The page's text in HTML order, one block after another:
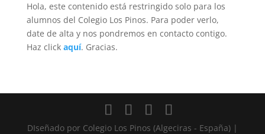
Hola, este contenido está restringido solo para los
alumnos del Colegio Los Pinos. Para poder verlo,
date de alta y nos pondremos en contacto contigo.
Haz click aquí. Gracias.
DIseñado por Colegio Los Pinos (Algeciras - España) |